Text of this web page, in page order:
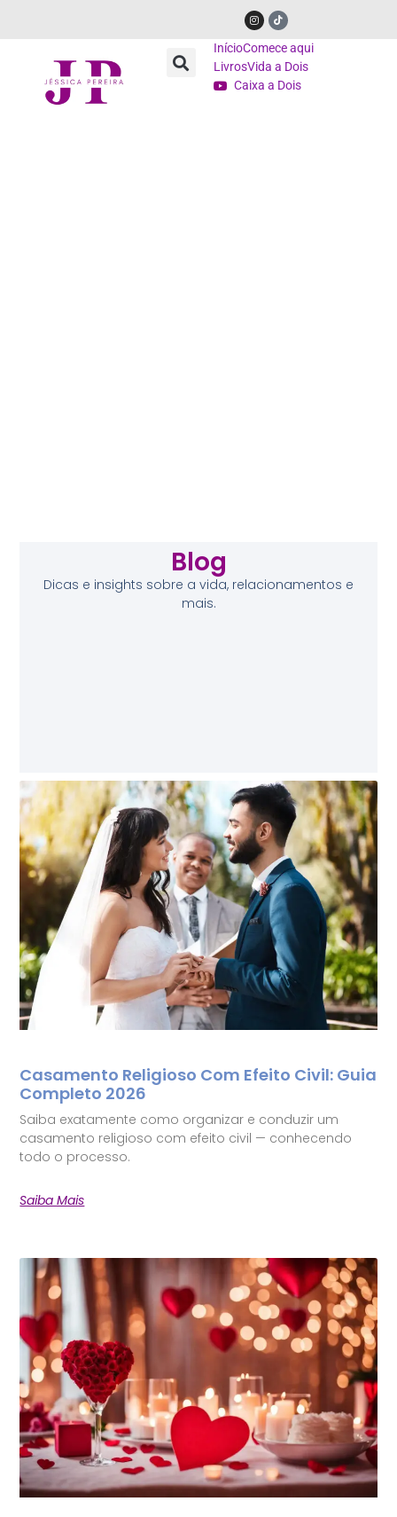
InícioComece aqui
LivrosVida a Dois
Caixa a Dois
Blog
Dicas e insights sobre a vida, relacionamentos e
mais.
Casamento Religioso Com Efeito Civil: Guia
Completo 2026
Saiba exatamente como organizar e conduzir um
casamento religioso com efeito civil — conhecendo
todo o processo.
Saiba Mais